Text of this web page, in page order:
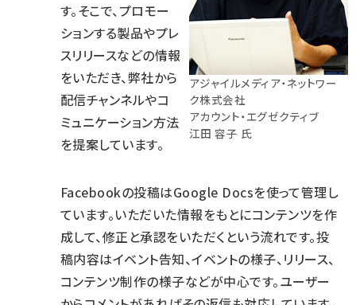
アジャイルメディア・ネットワー
ク株式会社
アカウント・エグゼクティブ
江田 容子 氏
す。そこで、プロモー
ションする製品やプレ
スリリースなどの情報
をいただき、弊社から
配信チャンネルやコ
ミュニケーション方法
を提案しています。
Facebookの投稿はGoogle Docsを使って管理し
ています。いただいた情報をもとにコンテンツを作
成して、修正と承認をいただくという流れです。投
稿内容はイベント告知、イベントの様子、リリース、
コンテンツ制作の様子などが中心です。ユーザー